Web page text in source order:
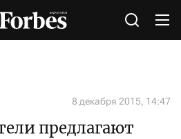
8 декабря 2015, 14:47
предлагают